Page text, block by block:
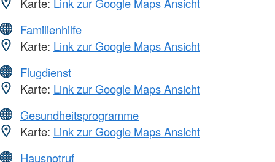
Familienhilfe
Karte: Link zur Google Maps Ansicht
Flugdienst
Karte: Link zur Google Maps Ansicht
Gesundheitsprogramme
Karte: Link zur Google Maps Ansicht
Hausnotruf